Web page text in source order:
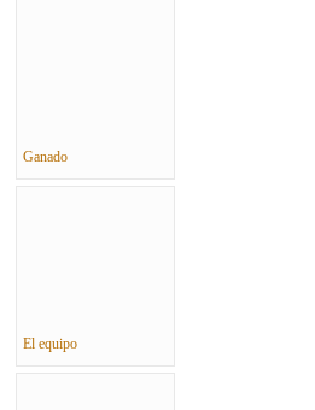
Ganado
El equipo